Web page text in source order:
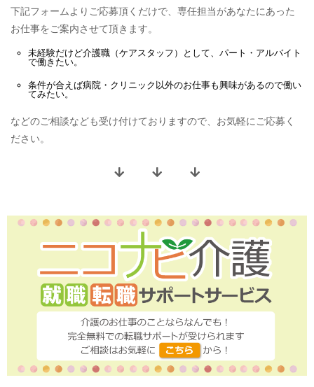
下記フォームよりご応募頂くだけで、専任担当があなたにあった
お仕事をご案内させて頂きます。
未経験だけど介護職（ケアスタッフ） として、 パート・アルバイト
で働きたい。
条件が合えば病院・クリニック 以外のお仕事も興味があるので働い
てみたい。
などのご相談なども受け付けておりますので、お気軽にご応募く
ださい。